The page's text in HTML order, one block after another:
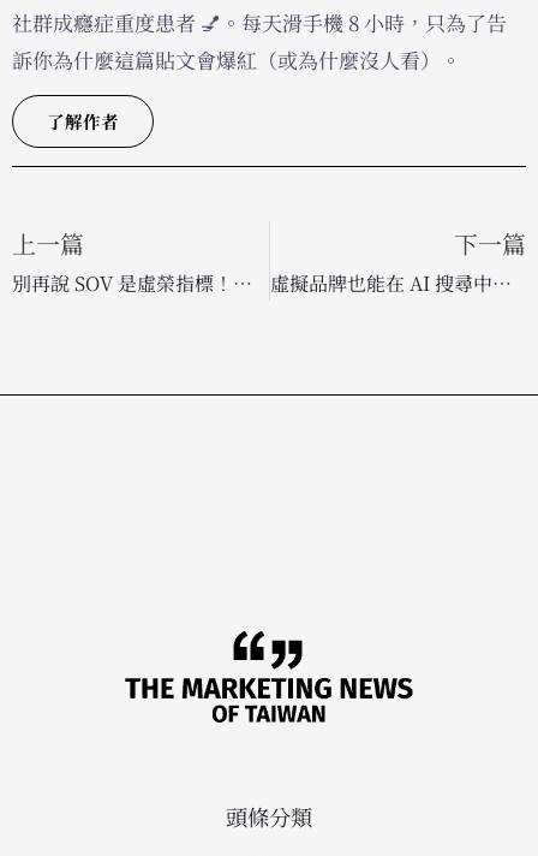
社群成癮症重度患者 💅。每天滑手機 8 小時，只為了告
訴你為什麼這篇貼文會爆紅（或為什麼沒人看）。
了解作者
上一篇
別再說 SOV 是虛榮指標！助力企業成長的品牌聲量分析工具推薦
下一篇
虛擬品牌也能在 AI 搜尋中勝出？實驗證實：AI 能見度可被策略性操作
頭條分類